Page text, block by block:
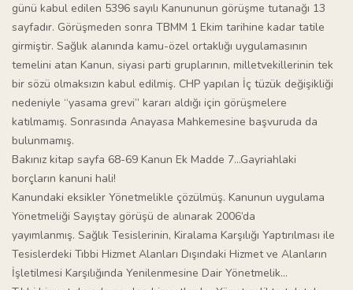
günü kabul edilen 5396 sayılı Kanununun görüşme tutanağı 13
sayfadır. Görüşmeden sonra TBMM 1 Ekim tarihine kadar tatile
girmiştir. Sağlık alanında kamu-özel ortaklığı uygulamasının
temelini atan Kanun, siyasi parti gruplarının, milletvekillerinin tek
bir sözü olmaksızın kabul edilmiş. CHP yapılan İç tüzük değişikliği
nedeniyle “yasama grevi” kararı aldığı için görüşmelere
katılmamış. Sonrasında Anayasa Mahkemesine başvuruda da
bulunmamış.
Bakınız kitap sayfa 68-69 Kanun Ek Madde 7…Gayriahlaki
borçların kanuni hali!
Kanundaki eksikler Yönetmelikle çözülmüş. Kanunun uygulama
Yönetmeliği Sayıştay görüşü de alınarak 2006’da
yayımlanmış. Sağlık Tesislerinin, Kiralama Karşılığı Yaptırılması ile
Tesislerdeki Tıbbi Hizmet Alanları Dışındaki Hizmet ve Alanların
İşletilmesi Karşılığında Yenilenmesine Dair Yönetmelik…